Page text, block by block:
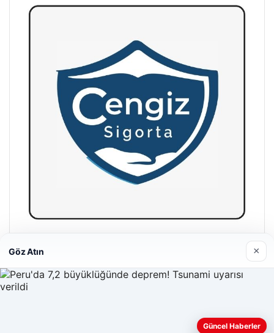
Hastaş Beton
Göz Atın ×
Güncel Haberler